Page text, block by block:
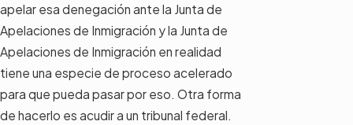
apelar esa denegación ante la Junta de
Apelaciones de Inmigración y la Junta de
Apelaciones de Inmigración en realidad
tiene una especie de proceso acelerado
para que pueda pasar por eso. Otra forma
de hacerlo es acudir a un tribunal federal.